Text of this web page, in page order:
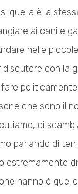
quella è la
ai cani e
nelle
con la
che sono il
ci
parlando di
estremamente
hanno è